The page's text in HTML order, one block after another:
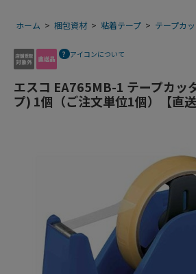
ホーム > 梱包資材 > 粘着テープ > テープカ
アイコンについて
エスコ EA765MB-1 テープカッ
プ) 1個（ご注文単位1個）【直送